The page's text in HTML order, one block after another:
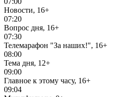
Новости, 16+
07:20
Вопрос дня, 16+
07:30
Телемарафон "За наших!", 16+
08:00
Тема дня, 12+
09:00
Главное к этому часу, 16+
09:04